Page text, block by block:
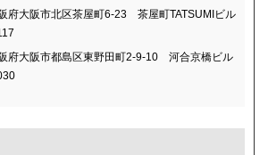
府大阪市北区茶屋町6-23 茶屋町TATSUMIビル
府大阪市都島区東野田町2-9-10 河合京橋ビル